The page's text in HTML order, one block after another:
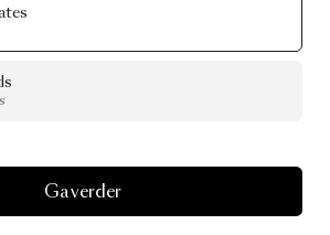
Ga verder